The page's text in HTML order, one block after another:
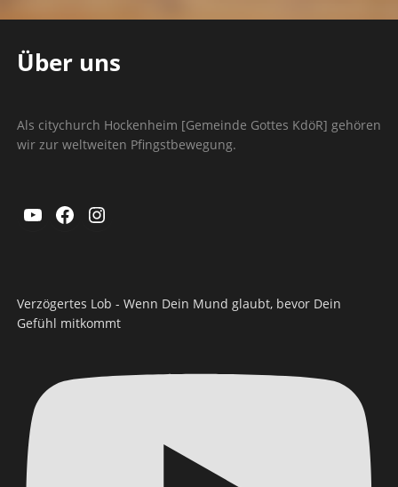
Über uns
Als citychurch Hockenheim [Gemeinde Gottes KdöR] gehören
wir zur weltweiten Pfingstbewegung.
YouTube
Facebook
Instagram
Verzögertes Lob - Wenn Dein Mund glaubt, bevor Dein
Gefühl mitkommt